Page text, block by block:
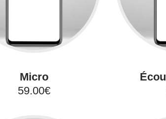
Micro
59.00€